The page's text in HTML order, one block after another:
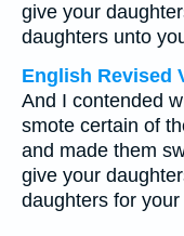
give your
daughters unto
English Revised
And I contended
smote certain of
and made them
give your
daughters for